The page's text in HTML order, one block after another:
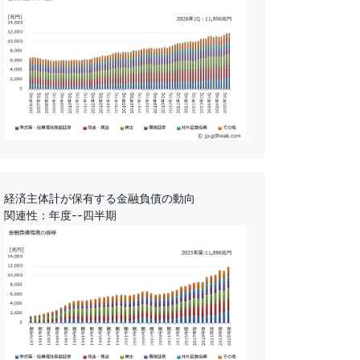
経済主体計が保有する金融負債の動向
関連性：年度--四半期